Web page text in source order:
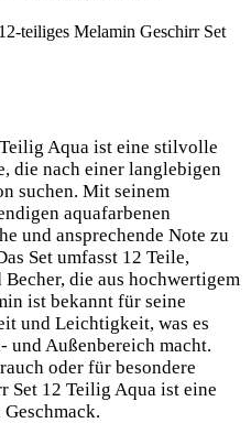
Aqua ist eine stilvolle
die nach einer langlebigen
suchen. Mit seinem
aquafarbenen
und ansprechende Note zu
Set umfasst 12 Teile,
die aus hochwertigem
ist bekannt für seine
und Leichtigkeit, was es
und Außenbereich macht.
oder für besondere
Set 12 Teilig Aqua ist eine